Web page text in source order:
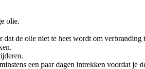
olie.
de olie niet te heet wordt om verbranding
een paar dagen intrekken voordat je